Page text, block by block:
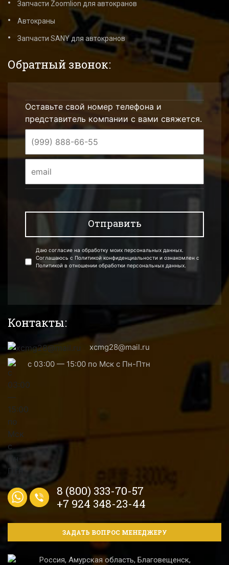
Запчасти Zoomlion для автокранов
Автокраны
Запчасти SANY для автокранов
Обратный звонок:
Оставьте свой номер телефона и
представитель компании с вами свяжется.
Даю согласие на обработку моих персональных данных.
Соглашаюсь с Политикой конфиденциальности и ознакомлен с
Политикой в отношении обработки персональных данных.
Контакты:
xcmg28@mail.ru
с 03:00 — 15:00 по Мск с Пн-Птн
8 (800) 333-70-57
+7 924 348-23-44
ЗАДАТЬ ВОПРОС МЕНЕДЖЕРУ
Россия, Амурская область, Благовещенск,